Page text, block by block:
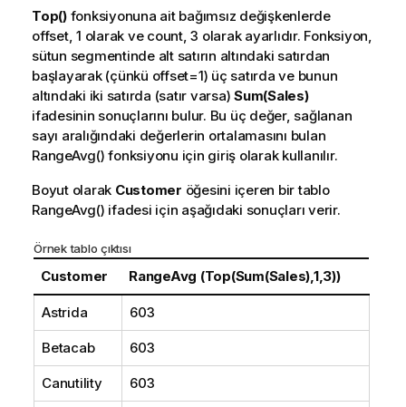
Top()fonksiyonuna ait bağımsız değişkenlerde
offset, 1 olarak ve count, 3 olarak ayarlıdır. Fonksiyon,
sütun segmentinde alt satırın altındaki satırdan
başlayarak (çünkü offset=1) üç satırda ve bunun
altındaki iki satırda (satır varsa) Sum(Sales)
ifadesinin sonuçlarını bulur. Bu üç değer, sağlanan
sayı aralığındaki değerlerin ortalamasını bulan
RangeAvg() fonksiyonu için giriş olarak kullanılır.
Boyut olarak Customer öğesini içeren bir tablo
RangeAvg() ifadesi için aşağıdaki sonuçları verir.
Örnek tablo çıktısı
Customer RangeAvg (Top(Sum(Sales),1,3))
Astrida 603
Betacab 603
Canutility 603